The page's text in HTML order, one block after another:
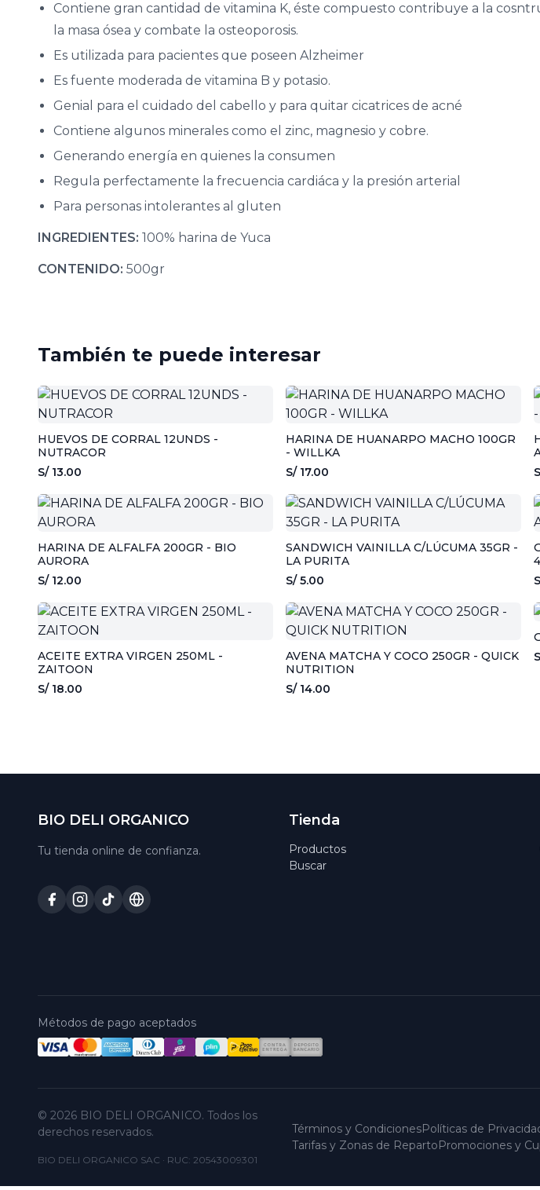
Contiene gran cantidad de vitamina K, éste compuesto contribuye a la
la masa ósea y combate la osteoporosis.
Es utilizada para pacientes que poseen Alzheimer
Es fuente moderada de vitamina B y potasio.
Genial para el cuidado del cabello y para quitar cicatrices de acné
Contiene algunos minerales como el zinc, magnesio y cobre.
Generando energía en quienes la consumen
Regula perfectamente la frecuencia cardiáca y la presión arterial
Para personas intolerantes al gluten
INGREDIENTES: 100% harina de Yuca
CONTENIDO: 500gr
También te puede interesar
HUEVOS DE CORRAL 12UNDS -
NUTRACOR
S/ 13.00
HARINA DE HUANARPO MACHO 100GR
- WILLKA
S/ 17.00
HARINA DE ALFALFA 200GR - BIO
AURORA
S/ 12.00
SANDWICH VAINILLA C/LÚCUMA 35GR -
LA PURITA
S/ 5.00
ACEITE EXTRA VIRGEN 250ML -
ZAITOON
S/ 18.00
AVENA MATCHA Y COCO 250GR - QUICK
NUTRITION
S/ 14.00
BIO DELI ORGANICO
Tu tienda online de confianza.
Tienda
Productos
Buscar
Métodos de pago aceptados
© 2026 BIO DELI ORGANICO. Todos los
derechos reservados.
BIO DELI ORGANICO SAC · RUC: 20543009301
Términos y CondicionesPolíticas de
Tarifas y Zonas de RepartoPromociones y